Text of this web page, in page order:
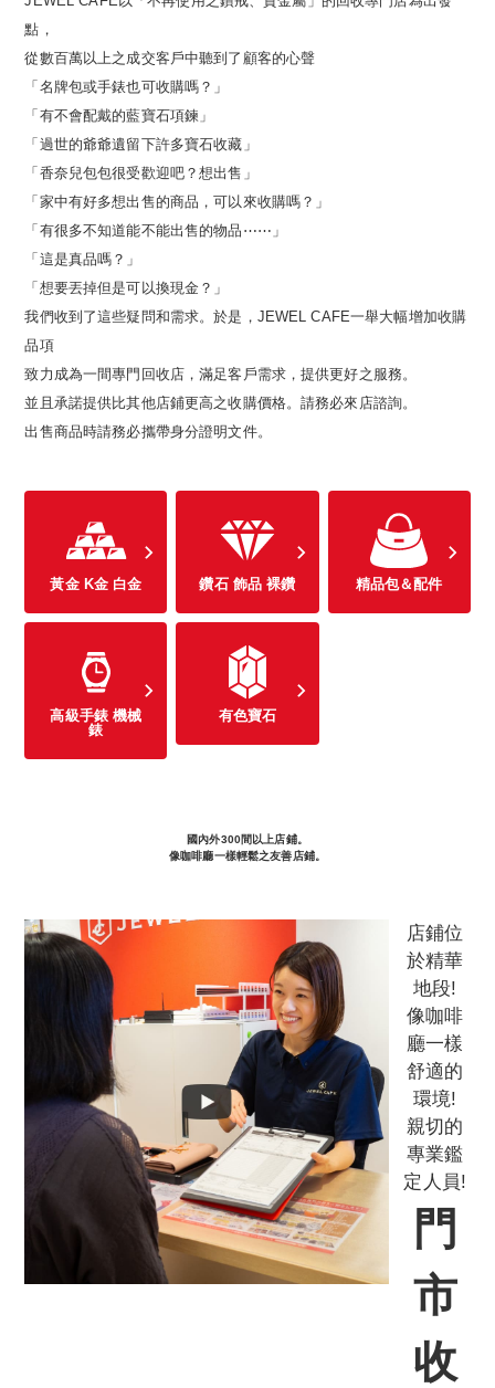
點，
從數百萬以上之成交客戶中聽到了顧客的心聲
「名牌包或手錶也可收購嗎？」
「有不會配戴的藍寶石項鍊」
「過世的爺爺遺留下許多寶石收藏」
「香奈兒包包很受歡迎吧？想出售」
「家中有好多想出售的商品，可以來收購嗎？」
「有很多不知道能不能出售的物品⋯⋯」
「這是真品嗎？」
「想要丟掉但是可以換現金？」
我們收到了這些疑問和需求。於是，JEWEL CAFE一舉大幅增加收購
品項
致力成為一間專門回收店，滿足客戶需求，提供更好之服務。
並且承諾提供比其他店鋪更高之收購價格。請務必來店諮詢。
出售商品時請務必攜帶身分證明文件。
黃金 K金 白金 鑽石 飾品 裸鑽 精品包＆配件
高級手錶 機械
錶
有色寶石
國內外300間以上店鋪。
像咖啡廳一樣輕鬆之友善店鋪。
店鋪位
於精華
地段!
像咖啡
廳一樣
舒適的
環境!
親切的
專業鑑
定人員!
門
市
收